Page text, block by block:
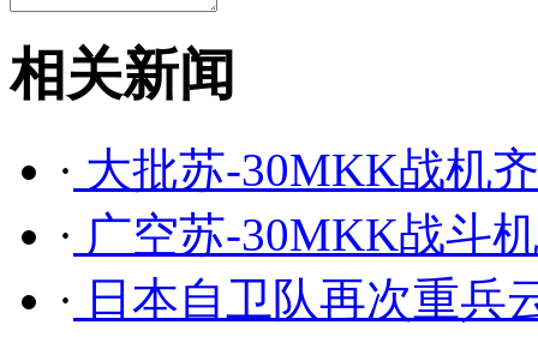
相关新闻
· 大批苏-30MKK战机
· 广空苏-30MKK战斗
· 日本自卫队再次重兵